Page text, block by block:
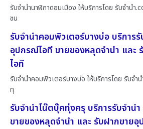
รับจำนำนาฬิกาดอนเมือง ให้บริการโดย รับจํานํา
ชน
รับจำนำคอมพิวเตอร์บางบ่อ บริการ
อุปกรณ์ไอที ขายของหลุดจำนำ และ
ไอที
รับจำนำคอมพิวเตอร์บางบ่อ ให้บริการโดย รับจํา
ทุ
รับจำนำโน๊ตบุ๊คทุ่งครุ บริการรับจำน
ขายของหลุดจำนำ และ รับฝากขาย